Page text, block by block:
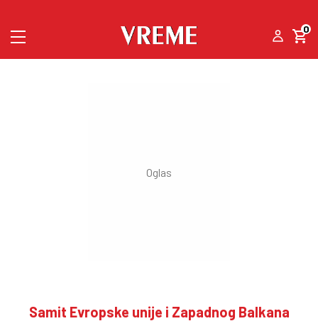
0
Samit Evropske unije i Zapadnog Balkana